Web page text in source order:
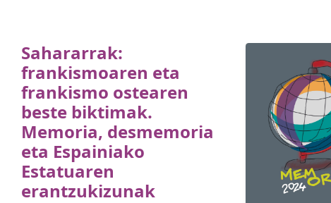
Sahararrak:
frankismoaren eta
frankismo ostearen
beste biktimak.
Memoria, desmemoria
eta Espainiako
Estatuaren
erantzukizunak